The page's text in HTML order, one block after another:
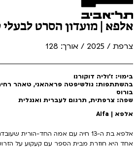
אלפא | מועדון הסרט
צרפת / 2025 / אורך: 128
בימוי: ז'וליה דוקורנו
בהשתתפות: גולשיפטה פראהאני, טאהר
בורוס
שפה: צרפתית, תרגום לעברית ואנגלית
אלפא | Alfa
אלפא בת ה-13 חיה עם אמה החד-הורית
אחד היא חוזרת מבית הספר עם קעקוע על